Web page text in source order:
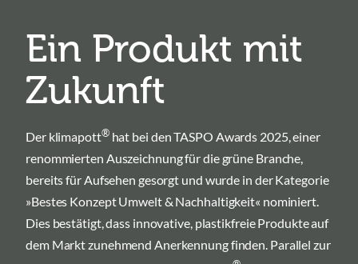
Ein Produkt mit
Zukunft
Der klimapott®hat bei den TASPO Awards 2025, einer
renommierten Auszeichnung für die grüne Branche,
bereits für Aufsehen gesorgt und wurde in der Kategorie
»Bestes Konzept Umwelt & Nachhaltigkeit« nominiert.
Dies bestätigt, dass innovative, plastikfreie Produkte auf
dem Markt zunehmend Anerkennung finden. Parallel zur